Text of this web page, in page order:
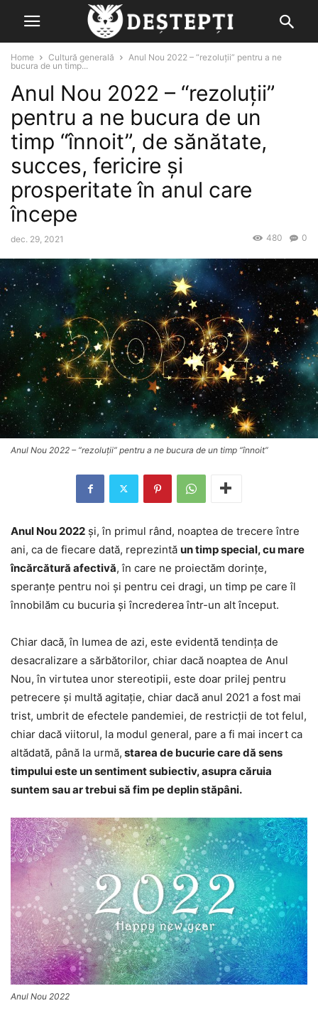
Home Cultură generală
Anul Nou 2022 – “rezoluţii” pentru a ne
bucura de un timp...
Anul Nou 2022 – “rezoluţii”
pentru a ne bucura de un
timp “înnoit”, de sănătate,
succes, fericire şi
prosperitate în anul care
începe
dec. 29, 2021 0
480
Anul Nou 2022 – “rezoluţii” pentru a ne bucura de un timp “înnoit”
Anul Nou 2022 şi, în primul rând, noaptea de trecere între
ani, ca de fiecare dată, reprezintă un timp special, cu mare
încărcătură afectivă, în care ne proiectăm dorinţe,
speranţe pentru noi şi pentru cei dragi, un timp pe care îl
înnobilăm cu bucuria şi încrederea într-un alt început.
Chiar dacă, în lumea de azi, este evidentă tendinţa de
desacralizare a sărbătorilor, chiar dacă noaptea de Anul
Nou, în virtutea unor stereotipii, este doar prilej pentru
petrecere şi multă agitaţie, chiar dacă anul 2021 a fost mai
trist, umbrit de efectele pandemiei, de restricţii de tot felul,
chiar dacă viitorul, la modul general, pare a fi mai incert ca
altădată, până la urmă, starea de bucurie care dă sens
timpului este un sentiment subiectiv, asupra căruia
suntem sau ar trebui să fim pe deplin stăpâni.
Anul Nou 2022